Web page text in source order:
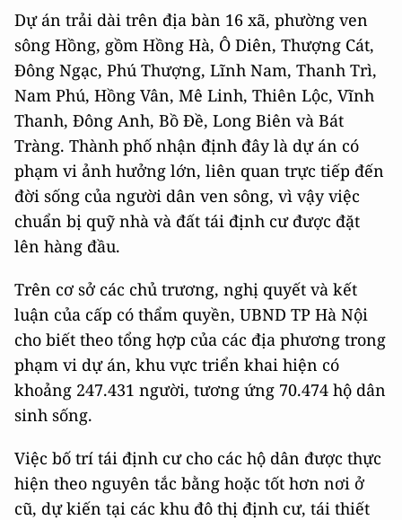
Dự án trải dài trên địa bàn 16 xã, phường ven
sông Hồng, gồm Hồng Hà, Ô Diên, Thượng Cát,
Đông Ngạc, Phú Thượng, Lĩnh Nam, Thanh Trì,
Nam Phú, Hồng Vân, Mê Linh, Thiên Lộc, Vĩnh
Thanh, Đông Anh, Bồ Đề, Long Biên và Bát
Tràng. Thành phố nhận định đây là dự án có
phạm vi ảnh hưởng lớn, liên quan trực tiếp đến
đời sống của người dân ven sông, vì vậy việc
chuẩn bị quỹ nhà và đất tái định cư được đặt
lên hàng đầu.
Trên cơ sở các chủ trương, nghị quyết và kết
luận của cấp có thẩm quyền, UBND TP Hà Nội
cho biết theo tổng hợp của các địa phương trong
phạm vi dự án, khu vực triển khai hiện có
khoảng 247.431 người, tương ứng 70.474 hộ dân
sinh sống.
Việc bố trí tái định cư cho các hộ dân được thực
hiện theo nguyên tắc bằng hoặc tốt hơn nơi ở
cũ, dự kiến tại các khu đô thị định cư, tái thiết